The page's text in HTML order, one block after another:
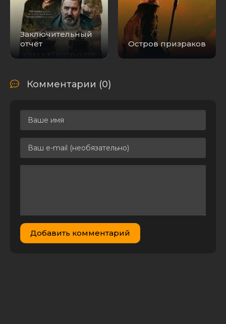
Заключительный
отчёт
Остров призраков
Комментарии (0)
Добавить комментарий